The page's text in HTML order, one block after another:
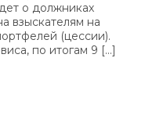
о должниках
взыскателям на
(цессии).
по итогам 9 […]